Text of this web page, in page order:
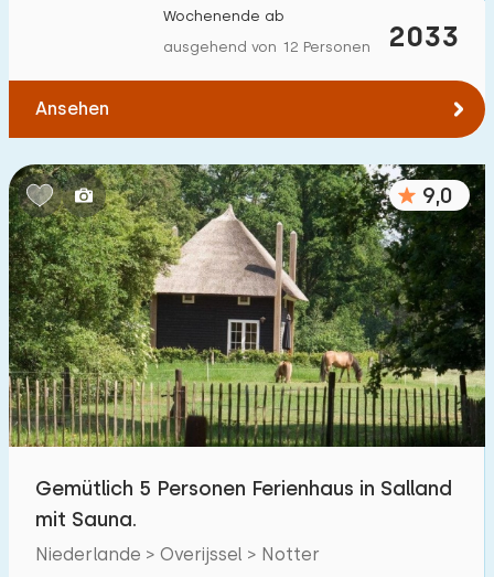
Kinderfreundlich
Kindermöbel
Eingezäunter Garten 93
Spielgeräte im Garten 91
Hallenbad
Freibad 182
Kinderanimation 129
Kindereinrichtungen im Park 154
Zugänglichkeit
2033
Wochenende ab
ausgehend von 12 Personen
Ansehen
9,0
Gemütlich 5 Personen Ferienhaus in Salland
mit Sauna.
Niederlande > Overijssel > Notter